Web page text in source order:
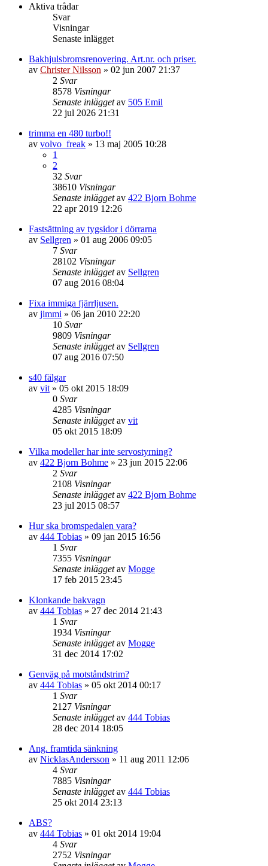
Aktiva trådar
Svar
Visningar
Senaste inlägget
Bakhjulsbromsrenovering. Art.nr. och priser.
av Christer Nilsson » 02 jun 2007 21:37
2 Svar
8578 Visningar
Senaste inläggetav 505 Emil
22 jul 2026 21:31
trimma en 480 turbo!!
av volvo_freak » 13 maj 2005 10:28
1
2
32 Svar
38610 Visningar
Senaste inläggetav 422 Bjorn Bohme
22 apr 2019 12:26
Fastsättning av tygsidor i dörrarna
av Sellgren » 01 aug 2006 09:05
7 Svar
28102 Visningar
Senaste inläggetav Sellgren
07 aug 2016 08:04
Fixa immiga fjärrljusen.
av jimmi » 06 jan 2010 22:20
10 Svar
9809 Visningar
Senaste inläggetav Sellgren
07 aug 2016 07:50
s40 fälgar
av vit » 05 okt 2015 18:09
0 Svar
4285 Visningar
Senaste inläggetav vit
05 okt 2015 18:09
Vilka modeller har inte servostyrning?
av 422 Bjorn Bohme » 23 jun 2015 22:06
2 Svar
2108 Visningar
Senaste inläggetav 422 Bjorn Bohme
23 jul 2015 08:57
Hur ska bromspedalen vara?
av 444 Tobias » 09 jan 2015 16:56
1 Svar
7355 Visningar
Senaste inläggetav Mogge
17 feb 2015 23:45
Klonkande bakvagn
av 444 Tobias » 27 dec 2014 21:43
1 Svar
1934 Visningar
Senaste inläggetav Mogge
31 dec 2014 17:02
Genväg på motståndstrim?
av 444 Tobias » 05 okt 2014 00:17
1 Svar
2127 Visningar
Senaste inläggetav 444 Tobias
28 dec 2014 18:05
Ang. framtida sänkning
av NicklasAndersson » 11 aug 2011 12:06
4 Svar
7885 Visningar
Senaste inläggetav 444 Tobias
25 okt 2014 23:13
ABS?
av 444 Tobias » 01 okt 2014 19:04
4 Svar
2752 Visningar